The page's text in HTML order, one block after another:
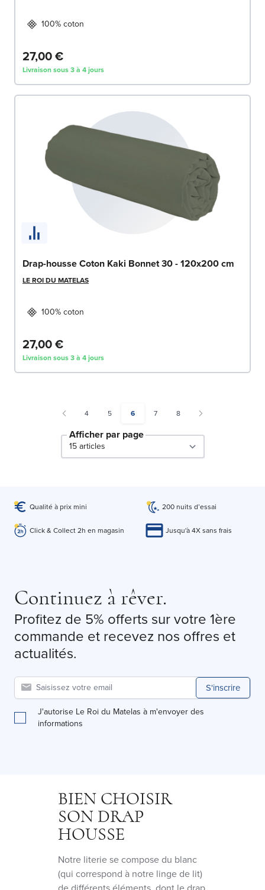
100% coton
27,00 €
Livraison sous 3 à 4 jours
Drap-housse Coton Kaki Bonnet 30 - 120x200 cm
LE ROI DU MATELAS
100% coton
27,00 €
Livraison sous 3 à 4 jours
Page
4 Page
5 You're currently reading page
6 Page
7 Page
8
Afficher par page
Qualité à prix mini 200 nuits d’essai
Click & Collect 2h en magasin Jusqu'à 4X sans frais
Continuez à rêver.
Profitez de 5% offerts sur votre 1ère
commande et recevez nos offres et
actualités.
S'inscrire
J'autorise Le Roi du Matelas à m'envoyer des
informations
BIEN CHOISIR
SON DRAP
HOUSSE
Notre literie se compose du blanc
(qui correspond à notre linge de lit)